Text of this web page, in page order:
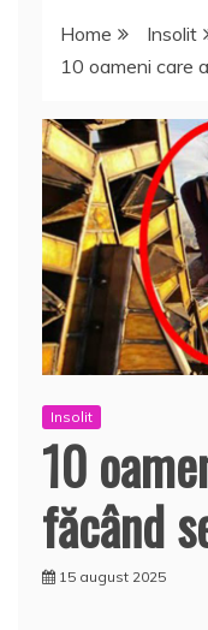
Home
Insolit
10 oameni care
Insolit
10
făcând
15 august 2025